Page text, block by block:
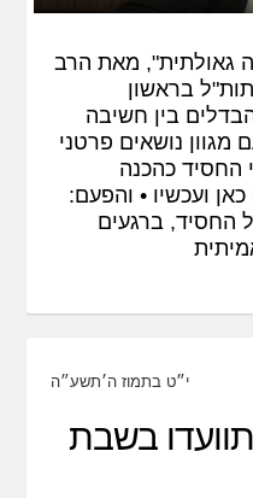
Play
גאולתית", מאת הרב
בראשון
בין חשיבה
מגוון נושאים פרטני
החסיד כהכנה
ועכשיו • והפעם:
החסיד, ברגעים
י״ט בתמוז ה׳תשע״ה
בשבת